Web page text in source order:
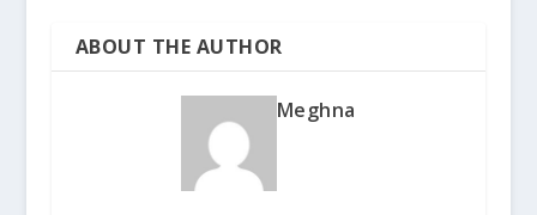
ABOUT THE AUTHOR
Meghna